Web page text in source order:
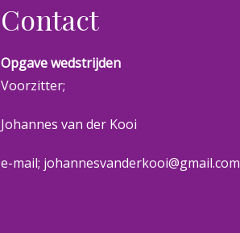
Contact
Opgave wedstrijden
Voorzitter;
Johannes van der Kooi
e-mail; johannesvanderkooi@gmail.com